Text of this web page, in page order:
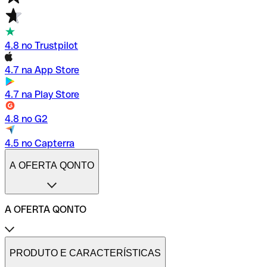
4.8 no Trustpilot
4.7 na App Store
4.7 na Play Store
4.8 no G2
4.5 no Capterra
A OFERTA QONTO
A OFERTA QONTO
Tarifas
Conta profissional online
PRODUTO E CARACTERÍSTICAS